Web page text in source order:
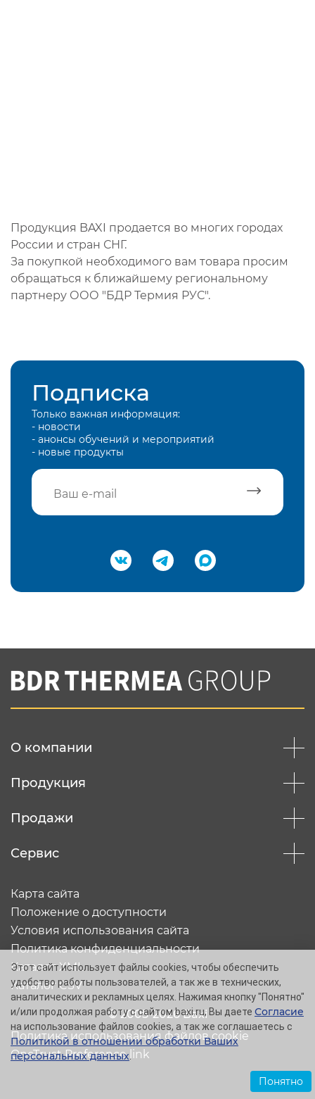
Продукция BAXI продается во многих городах
России и стран СНГ.
За покупкой необходимого вам товара просим
обращаться к ближайшему региональному
партнеру ООО "БДР Термия РУС".
Подписка
Только важная информация:
- новости
- анонсы обучений и мероприятий
- новые продукты
Подтвердить e-mail
Вы соглашаетесь с нашей политикой
конфеденциальности
О компании
Продукция
Продажи
Сервис
© 2005-2026 Baxi
Карта сайта
Положение о доступности
Условия использования сайта
Политика конфиденциальности
Каталог XML
Каталог CSV
Политика использования файлов cookie
OneTrust Preference link
Этот сайт использует файлы cookies, чтобы обеспечить
удобство работы пользователей, а так же в технических,
аналитических и рекламных целях. Нажимая кнопку "Понятно"
и/или продолжая работу с сайтом baxi.ru, Вы даете Согласие
на использование файлов cookies, а так же соглашаетесь с
Политикой в отношении обработки Ваших
персональных данных.
Понятно